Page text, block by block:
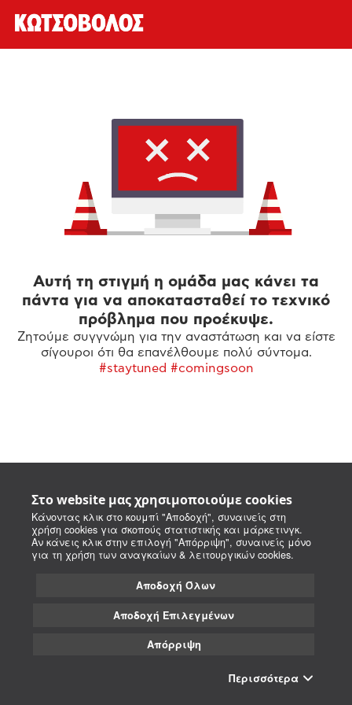
Στο website μας χρησιμοποιούμε cookies
Κάνοντας κλικ στο κουμπί "Αποδοχή", συναινείς στη
χρήση cookies για σκοπούς στατιστικής και μάρκετινγκ.
Αν κάνεις κλικ στην επιλογή "Απόρριψη", συναινείς μόνο
για τη χρήση των αναγκαίων & λειτουργικών cookies.
Αποδοχή Όλων
Αποδοχή Επιλεγμένων
Απόρριψη
Περισσότερα
Αυτή τη στιγμή η ομάδα μας κάνει τα
πάντα για να αποκατασταθεί το τεχνικό
πρόβλημα που προέκυψε.
Ζητούμε συγγνώμη για την αναστάτωση και να είστε
σίγουροι ότι θα επανέλθουμε πολύ σύντομα.
#staytuned #comingsoon